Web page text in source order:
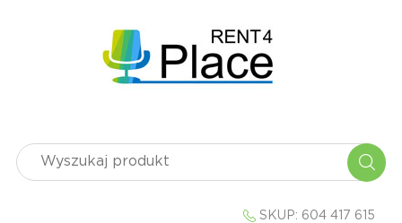
SKUP: 604 417 615